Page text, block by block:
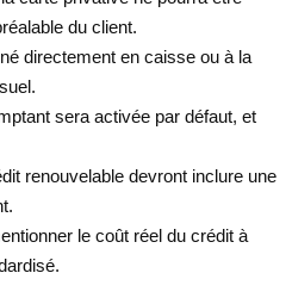
du client.
directement en caisse ou à la
sera activée par défaut, et
renouvelable devront inclure une
le coût réel du crédit à